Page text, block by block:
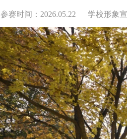
参赛时间：2026.05.22 学校形象